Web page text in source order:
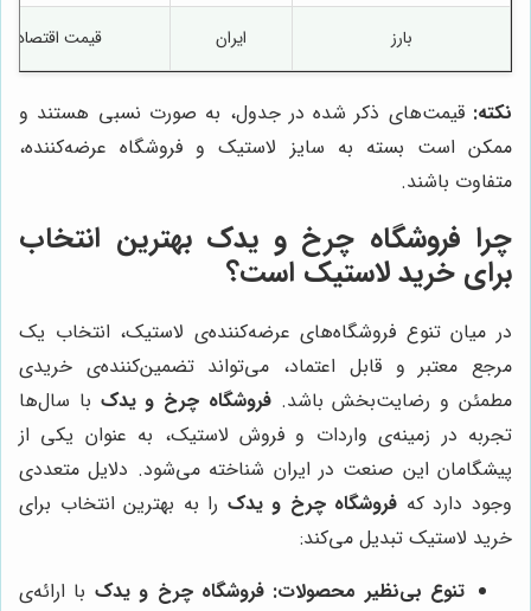
بارز ایران قیمت
نکته: قیمت‌های ذکر شده در جدول، به صورت نسبی هستند و
ممکن است بسته به سایز لاستیک و فروشگاه عرضه‌کننده،
متفاوت باشند.
چرا فروشگاه چرخ و یدک بهترین انتخاب
برای خرید لاستیک است؟
در میان تنوع فروشگاه‌های عرضه‌کننده‌ی لاستیک، انتخاب یک
مرجع معتبر و قابل اعتماد، می‌تواند تضمین‌کننده‌ی خریدی
مطمئن و رضایت‌بخش باشد.فروشگاه چرخ و یدک با سال‌ها
تجربه در زمینه‌ی واردات و فروش لاستیک، به عنوان یکی از
پیشگامان این صنعت در ایران شناخته می‌شود. دلایل متعددی
وجود دارد که فروشگاه چرخ و یدک را به بهترین انتخاب برای
خرید لاستیک تبدیل می‌کند:
تنوع بی‌نظیر محصولات: فروشگاه چرخ و یدک با ارائه‌ی